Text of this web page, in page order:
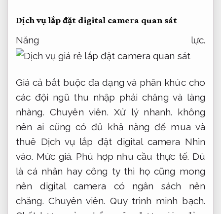
Dịch vụ lắp đặt digital camera quan sát
Năng lực.
Giá cả bắt buộc đa dạng và phân khúc cho
các đội ngũ thu nhập phải chăng và làng
nhàng.Chuyên viên. Xử lý nhanh. không
nên ai cũng có đủ khả năng để mua và
thuê Dịch vụ lắp đặt digital camera Nhìn
vào. Mức giá. Phù hợp nhu cầu thực tế. Dù
là cá nhân hay công ty thì họ cũng mong
nên digital camera có ngân sách nên
chăng. Chuyên viên. Quy trình minh bạch.